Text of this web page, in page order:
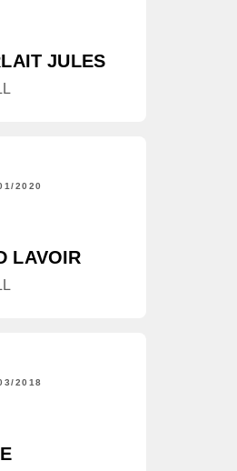
JULES
2020
LAVOIR
2018